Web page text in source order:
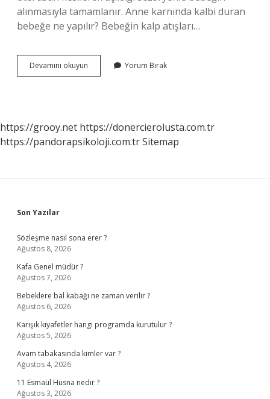
alınmasıyla tamamlanır. Anne karnında kalbi duran
bebeğe ne yapılır? Bebeğin kalp atışları…
Devamını okuyun
Karnında
Olur
Yorum Bırak
https://grooy.net https://donercierolusta.com.tr
https://pandorapsikoloji.com.trSitemap
Sidebar
Son Yazılar
Sözleşme nasıl sona erer ?
Ağustos 8, 2026
Kafa Genel müdür ?
Ağustos 7, 2026
Bebeklere bal kabağı ne zaman verilir ?
Ağustos 6, 2026
Karışık kıyafetler hangi programda kurutulur ?
Ağustos 5, 2026
Avam tabakasında kimler var ?
Ağustos 4, 2026
11 Esmaül Hüsna nedir ?
Ağustos 3, 2026